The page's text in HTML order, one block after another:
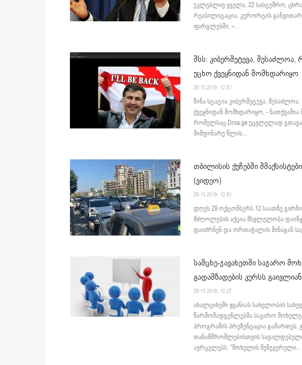
უკლებლივ ყველა, 22 სასტუმრო,
რეაბილიტაცია, კურორტის
ფარგლებში, –...
შსს: კიბერშეტევა, შესაძლოა,
უცხო ქვეყნიდან მომხდარიყო
29.10.2019. 12:51
წინა სტატია კიბერშეტევა,
ქვეყნიდან მომხდარიყო, -
რომელსაც Droa.ge უცვლელად
მიმდინარე წლის...
თბილისის ქუჩებში
(ვიდეო)
29.10.2019. 12:51
დღეს 29 ოქტომბერს 12 საათზე
მძღოლების აქცია მსვლელობა
დაიძრნენ და ორთაჭალის შინაგან
სამცხე-ჯავახეთში საჯარო
გადამზადების კურსს გაივლიან
29.10.2019. 12:27
ახალციხეში ჟვანიას სახელობის
წარმომადგენლებმა საჯარო
პროგრამის პრეზენტაცია გამართეს.
თანამშრომლებისთვის
ავრცელებს. "მოხელის მენეჯერული...